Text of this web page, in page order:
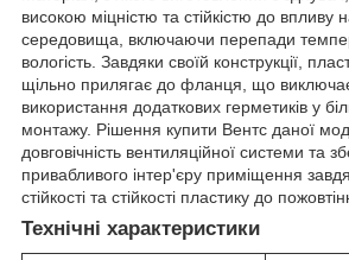
високою міцністю та стійкістю до впливу
середовища, включаючи перепади
вологість. Завдяки своїй конструкції,
щільно прилягає до фланця, що виключає
використання додаткових герметиків у
монтажу. Рішення купити Вентс даної
довговічність вентиляційної системи та
привабливого інтер'єру приміщення
стійкості та стійкості пластику до
Технічні характеристики